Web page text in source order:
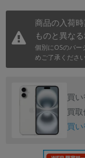
商品の入荷
ものと異な
個別にOSのバー
めご了承ください
買
買取
買